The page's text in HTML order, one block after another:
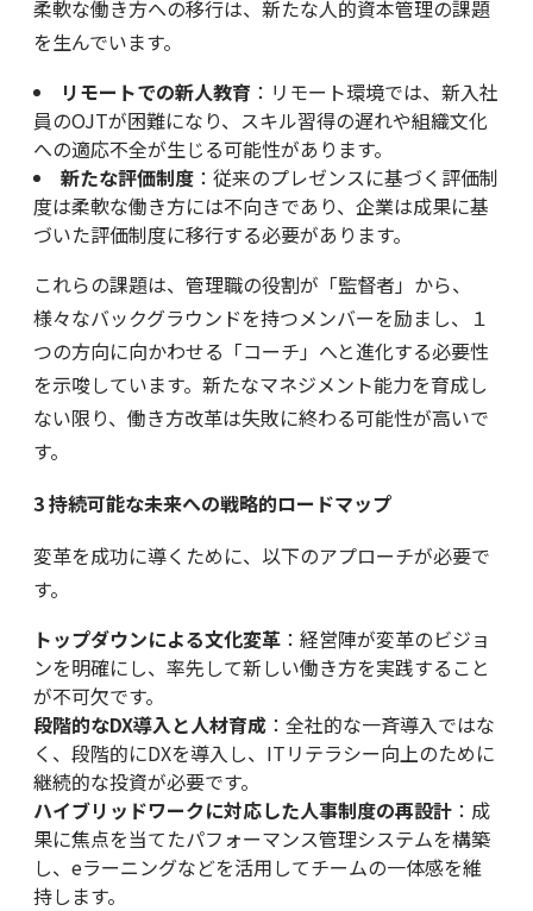
柔軟な働き方への移行は、新たな人的資本管理の課題
を生んでいます。
リモートでの新人教育 ：リモート環境では、新入社
員のOJTが困難になり、スキル習得の遅れや組織文化
への適応不全が生じる可能性があります。
新たな評価制度 ：従来のプレゼンスに基づく評価制
度は柔軟な働き方には不向きであり、企業は成果に基
づいた評価制度に移行する必要があります。
これらの課題は、管理職の役割が「監督者」から、
様々なバックグラウンドを持つメンバーを励まし、１
つの方向に向かわせる「コーチ」へと進化する必要性
を示唆しています。新たなマネジメント能力を育成し
ない限り、働き方改革は失敗に終わる可能性が高いで
す。
3持続可能な未来への戦略的ロードマップ
変革を成功に導くために、以下のアプローチが必要で
す。
トップダウンによる文化変革 ：経営陣が変革のビジョ
ンを明確にし、率先して新しい働き方を実践すること
が不可欠です。
段階的なDX導入と人材育成 ：全社的な一斉導入ではな
く、段階的にDXを導入し、ITリテラシー向上のために
継続的な投資が必要です。
ハイブリッドワークに対応した人事制度の再設計 ：成
果に焦点を当てたパフォーマンス管理システムを構築
し、eラーニングなどを活用してチームの一体感を維
持します。